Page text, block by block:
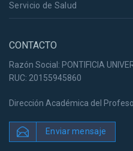
Servicio de Salud
CONTACTO
Razón Social: PONTIFICIA
RUC: 20155945860
Dirección Académica del
Enviar mensaje